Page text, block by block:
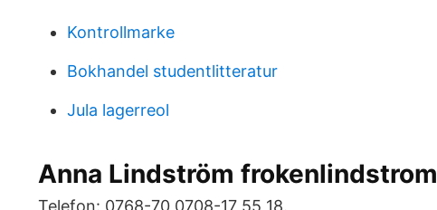
Kontrollmarke
Bokhandel studentlitteratur
Jula lagerreol
Anna Lindström
Telefon: 0768-70 0708-17 55 18.